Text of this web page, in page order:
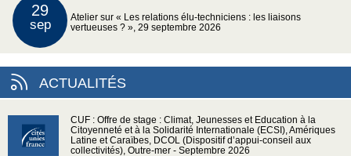
29
sep
Atelier sur « Les relations élu-techniciens : les liaisons
vertueuses ? », 29 septembre 2026
ACTUALITÉS
CUF : Offre de stage : Climat, Jeunesses et Education à la
Citoyenneté et à la Solidarité Internationale (ECSI), Amériques
Latine et Caraïbes, DCOL (Dispositif d’appui-conseil aux
collectivités), Outre-mer - Septembre 2026